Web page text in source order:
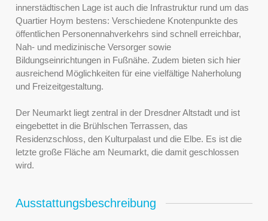
innerstädtischen Lage ist auch die Infrastruktur rund um das
Quartier Hoym bestens: Verschiedene Knotenpunkte des
öffentlichen Personennahverkehrs sind schnell erreichbar,
Nah- und medizinische Versorger sowie
Bildungseinrichtungen in Fußnähe. Zudem bieten sich hier
ausreichend Möglichkeiten für eine vielfältige Naherholung
und Freizeitgestaltung.
Der Neumarkt liegt zentral in der Dresdner Altstadt und ist
eingebettet in die Brühlschen Terrassen, das
Residenzschloss, den Kulturpalast und die Elbe. Es ist die
letzte große Fläche am Neumarkt, die damit geschlossen
wird.
Ausstattungsbeschreibung